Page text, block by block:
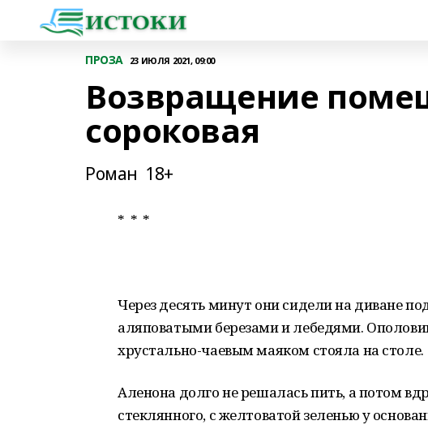
ПРОЗА 23 ИЮЛЯ 2021, 09:00
Возвращение
сороковая
Роман 18+
* * *
Через десять минут они сидели на диване
аляповатыми березами и лебедями.
хрустально-чаевым маяком стояла на столе.
Аленона долго не решалась пить, а потом
стеклянного, с желтоватой зеленью у